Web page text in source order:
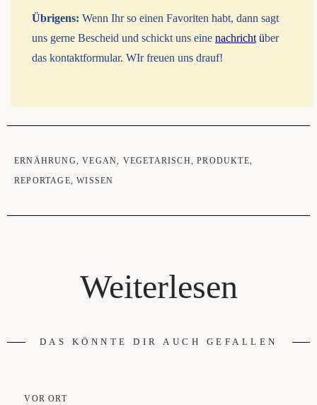
Übri­gens: Wenn Ihr so einen Favo­ri­ten habt, dann sagt
uns ger­ne Bescheid und schickt uns eine nach­richt über
das kon­takt­for­mu­lar. WIr freu­en uns drauf!
ERNÄHRUNG,VEGAN, VEGETARISCH,PRODUKTE,
REPORTAGE,WISSEN
Weiterlesen
DAS KÖNNTE DIR AUCH GEFALLEN
VOR ORT